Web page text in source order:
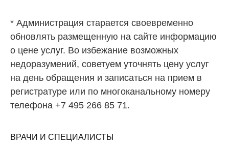
* Администрация старается своевременно
обновлять размещенную на сайте информацию
о цене услуг. Во избежание возможных
недоразумений, советуем уточнять цену услуг
на день обращения и записаться на прием в
регистратуре или по многоканальному номеру
телефона +7 495 266 85 71.
ВРАЧИ И СПЕЦИАЛИСТЫ